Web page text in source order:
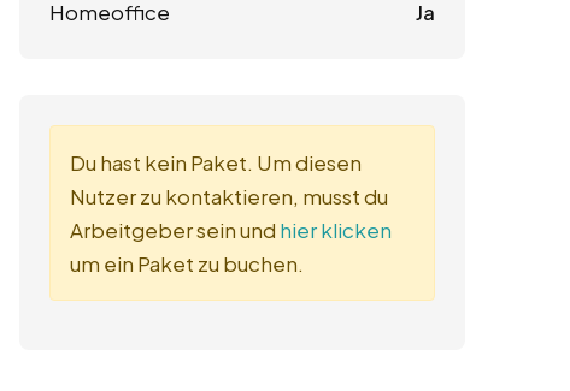
Homeoffice Ja
Du hast kein Paket. Um diesen
Nutzer zu kontaktieren, musst du
Arbeitgeber sein und hier klicken
um ein Paket zu buchen.